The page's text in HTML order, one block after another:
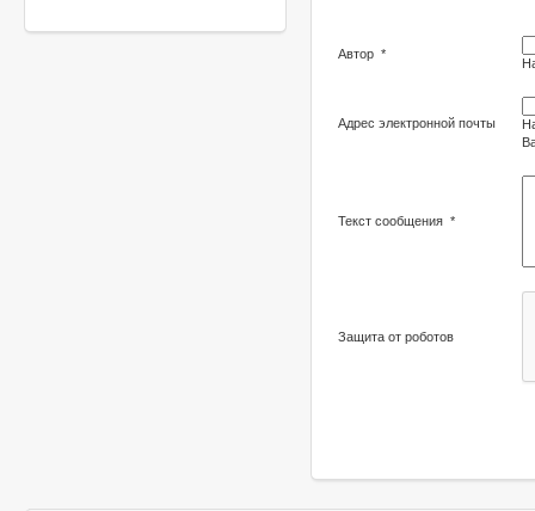
Автор *
Адрес электронной почты
Текст сообщения *
Защита от роботов